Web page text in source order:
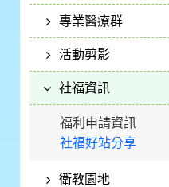
專業醫療群
活動剪影
社福資訊
福利申請資訊
社福好站分享
衛教園地